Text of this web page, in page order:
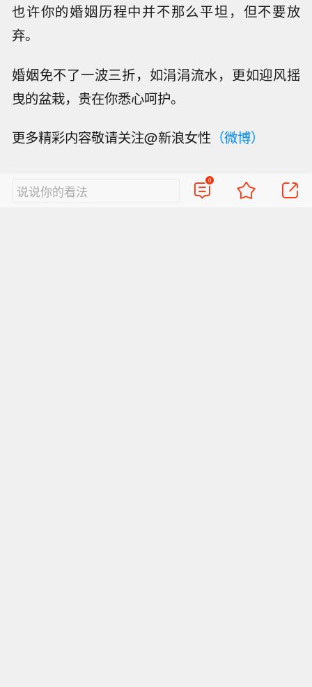
也许你的婚姻历程中并不那么平坦，但不要放
弃。
婚姻免不了一波三折，如涓涓流水，更如迎风摇
曳的盆栽，贵在你悉心呵护。
更多精彩内容敬请关注@新浪女性 （微博）
说说你的看法
0